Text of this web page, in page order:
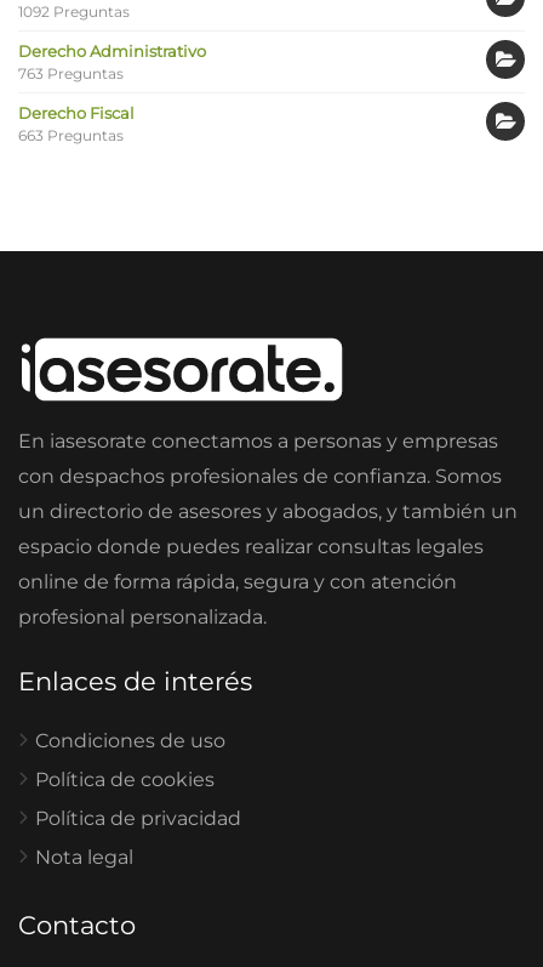
1092 Preguntas
Derecho Administrativo
763 Preguntas
Derecho Fiscal
663 Preguntas
En iasesorate conectamos a personas y empresas
con despachos profesionales de confianza. Somos
un directorio de asesores y abogados, y también un
espacio donde puedes realizar consultas legales
online de forma rápida, segura y con atención
profesional personalizada.
Enlaces de interés
Condiciones de uso
Política de cookies
Política de privacidad
Nota legal
Contacto